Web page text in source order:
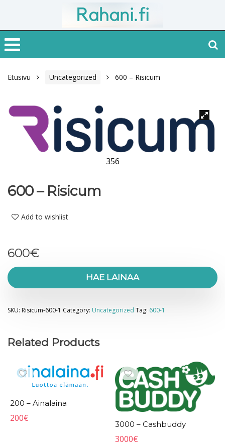
Etusivu Uncategorized 600 – Risicum
356
600 – Risicum
Add to wishlist
600€
HAE LAINAA
SKU: Risicum-600-1 Category: Uncategorized Tag: 600-1
Related Products
200 – Ainalaina
200€
3000 – Cashbuddy
3000€